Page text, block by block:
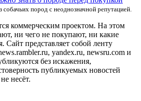
пород с неоднозначной репутацией.
коммерческим проектом. На этом
ни чего не покупают, ни какие
Сайт представляет собой ленту
yandex.ru, newsru.com и
без искажения,
публикуемых новостей
несёт.